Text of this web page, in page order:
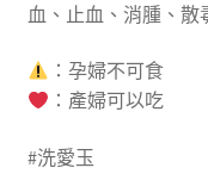
血、止血、消腫、散
：孕婦不可食
：產婦可以吃
#洗愛玉